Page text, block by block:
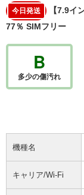
今日発送
【7.9イ
77％ SIMフリー
B
多少の傷汚れ
機種名
キャリア/Wi-Fi